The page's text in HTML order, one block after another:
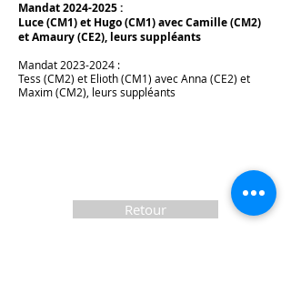
Mandat2024-2025:
Luce (CM1) et Hugo (CM1) avec Camille (CM2)
et Amaury (CE2), leurs suppléants
Mandat 2023-2024 :
Tess (CM2) et Elioth (CM1) avec Anna (CE2) et
Maxim (CM2), leurs suppléants
Retour